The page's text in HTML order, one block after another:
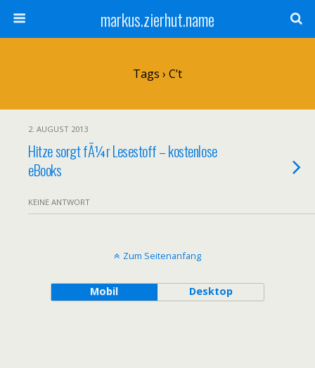
markus.zierhut.name
Tags › C’t
2. AUGUST 2013
Hitze sorgt fÃ¼r Lesestoff – kostenlose
eBooks
KEINE ANTWORT
Zum Seitenanfang
Mobil Desktop